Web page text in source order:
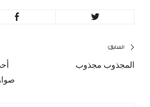
تصفّح
المقالات
السابق
المقال
المجذوب مجذوب